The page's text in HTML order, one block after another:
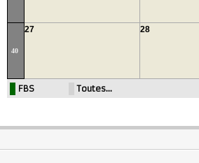
40
27 28
FBS Toutes…